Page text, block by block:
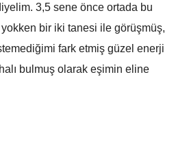
3,5 sene önce ortada bu
yokken bir iki tanesi ile görüşmüş,
fark etmiş güzel enerji
bulmuş olarak eşimin eline